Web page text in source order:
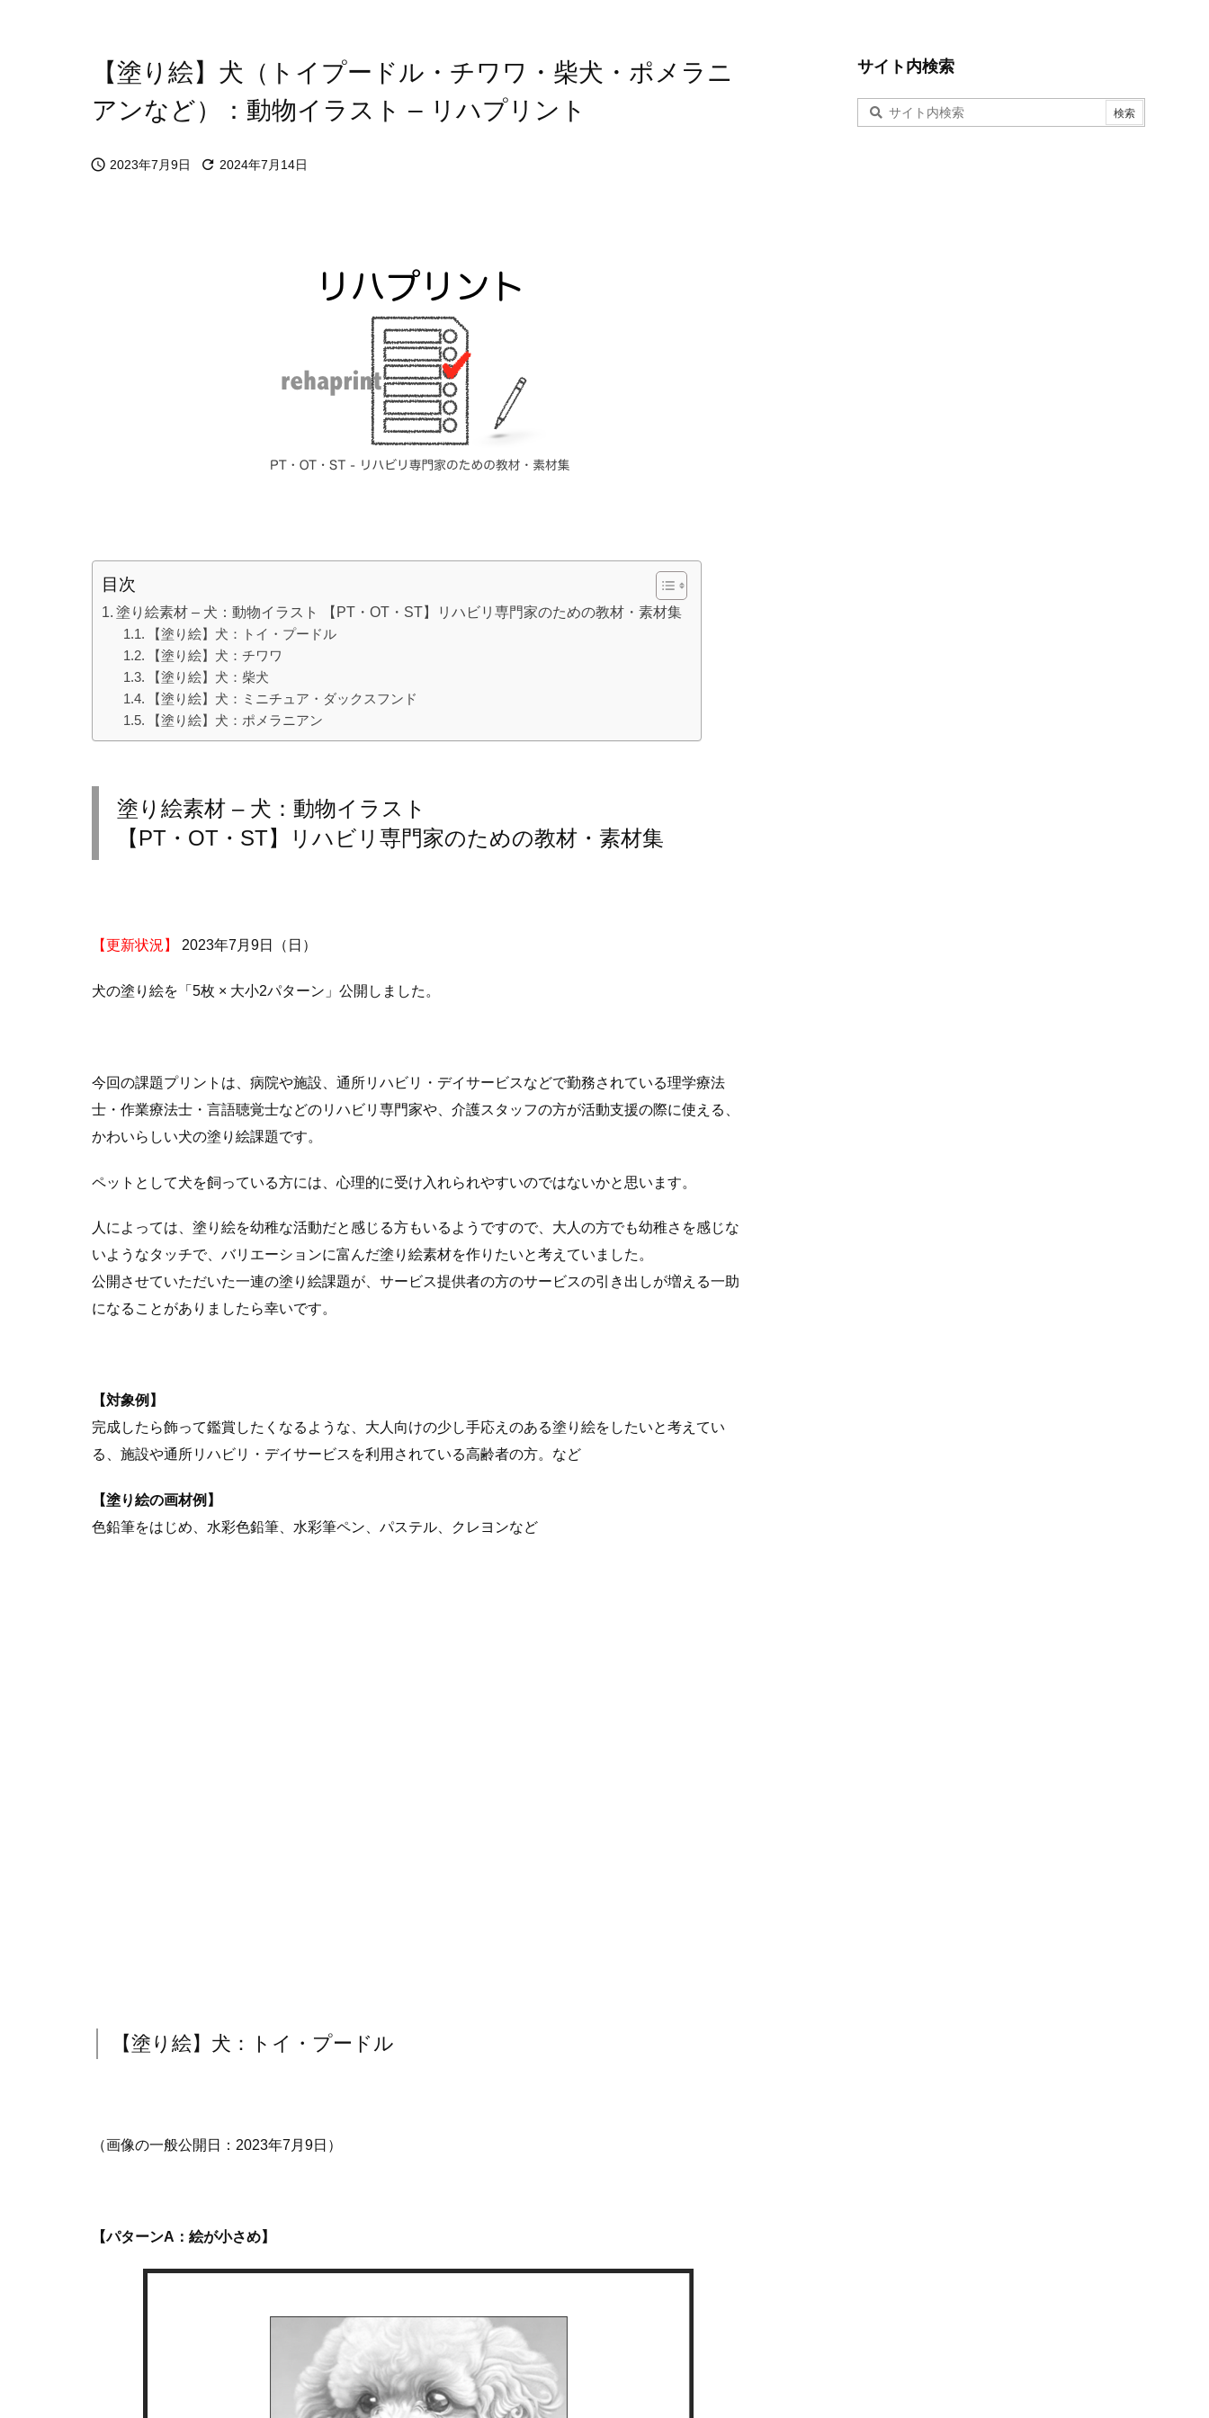
【塗り絵】犬（トイプードル・チワワ・柴犬・ポメラニ
アンなど）：動物イラスト – リハプリント
 2023年7月9日  2024年7月14日
目次
塗り絵素材 – 犬：動物イラスト 【PT・OT・ST】リハビリ専門家のための教材・素材集
【塗り絵】犬：トイ・プードル
【塗り絵】犬：チワワ
【塗り絵】犬：柴犬
【塗り絵】犬：ミニチュア・ダックスフンド
【塗り絵】犬：ポメラニアン
塗り絵素材 – 犬：動物イラスト
【PT・OT・ST】リハビリ専門家のための教材・素材集
【更新状況】 2023年7月9日（日）
犬の塗り絵を「5枚 × 大小2パターン」公開しました。
今回の課題プリントは、病院や施設、通所リハビリ・デイサービスなどで勤務されている理学療法
士・作業療法士・言語聴覚士などのリハビリ専門家や、介護スタッフの方が活動支援の際に使える、
かわいらしい犬の塗り絵課題です。
ペットとして犬を飼っている方には、心理的に受け入れられやすいのではないかと思います。
人によっては、塗り絵を幼稚な活動だと感じる方もいるようですので、大人の方でも幼稚さを感じな
いようなタッチで、バリエーションに富んだ塗り絵素材を作りたいと考えていました。
公開させていただいた一連の塗り絵課題が、サービス提供者の方のサービスの引き出しが増える一助
になることがありましたら幸いです。
【対象例】
完成したら飾って鑑賞したくなるような、大人向けの少し手応えのある塗り絵をしたいと考えてい
る、施設や通所リハビリ・デイサービスを利用されている高齢者の方。など
【塗り絵の画材例】
色鉛筆をはじめ、水彩色鉛筆、水彩筆ペン、パステル、クレヨンなど
【塗り絵】犬：トイ・プードル
（画像の一般公開日：2023年7月9日）
【パターンA：絵が小さめ】
サイト内検索